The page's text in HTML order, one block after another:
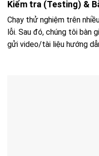
Kiểm tra (Testing) &
Chạy thử nghiệm trên
lỗi. Sau đó, chúng tôi bàn
gửi video/tài liệu hướng